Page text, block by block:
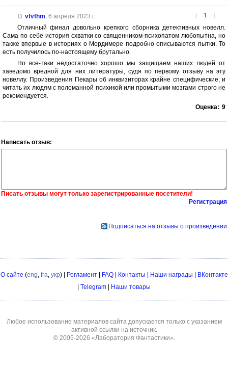
[ 1 ]
vfvfhm 6 апреля 2023 г.
Отличный финал довольно крепкого сборника детективных новелл.
Сама по себе история схватки со священником-психопатом любопытна, но
также впервые в историях о Мордимере подробно описываются пытки. То
есть получилось по-настоящему брутально.
Но все-таки недостаточно хорошо мы защищаем наших людей от
заведомо вредной для них литературы, судя по первому отзыву на эту
новеллу. Произведения Пекары об инквизиторах крайне специфические, и
читать их людям с поломанной психикой или промытыми мозгами строго не
рекомендуется.
Оценка: 9
Написать отзыв:
Писать отзывы могут только зарегистрированные посетители!
Регистрация
Подписаться на отзывы о произведении
О сайте (eng fra укр) | Регламент| FAQ| Контакты | Наши награды | ВКонтакте
| Telegram | Наши товары
Любое использование материалов сайта допускается только с указанием
активной ссылки на источник.
© 2005-2026 «Лаборатория Фантастики»